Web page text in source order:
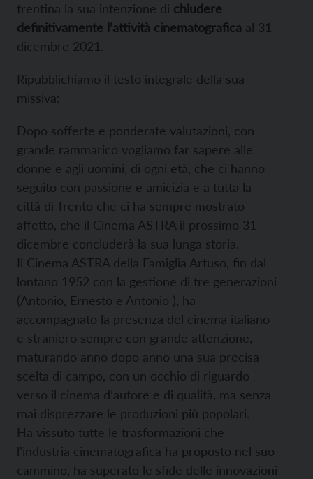
trentina la sua intenzione di chiudere
definitivamente l’attività cinematografica al 31
dicembre 2021.
Ripubblichiamo il testo integrale della sua
missiva:
Dopo sofferte e ponderate valutazioni, con
grande rammarico vogliamo far sapere alle
donne e agli uomini, di ogni età, che ci hanno
seguito con passione e amicizia e a tutta la
città di Trento che ci ha sempre mostrato
affetto, che il Cinema ASTRA il prossimo 31
dicembre concluderà la sua lunga storia.
Il Cinema ASTRA della Famiglia Artuso, fin dal
lontano 1952 con la gestione di tre generazioni
(Antonio, Ernesto e Antonio ), ha
accompagnato la presenza del cinema italiano
e straniero sempre con grande attenzione,
maturando anno dopo anno una sua precisa
scelta di campo, con un occhio di riguardo
verso il cinema d’autore e di qualità, ma senza
mai disprezzare le produzioni più popolari.
Ha vissuto tutte le trasformazioni che
l’industria cinematografica ha proposto nel suo
cammino, ha superato le sfide delle innovazioni